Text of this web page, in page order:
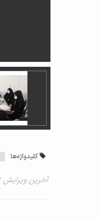
کلیدواژه‌ها:
آخرین ویرایش ۰۲ بهمن ۱۳۹۹